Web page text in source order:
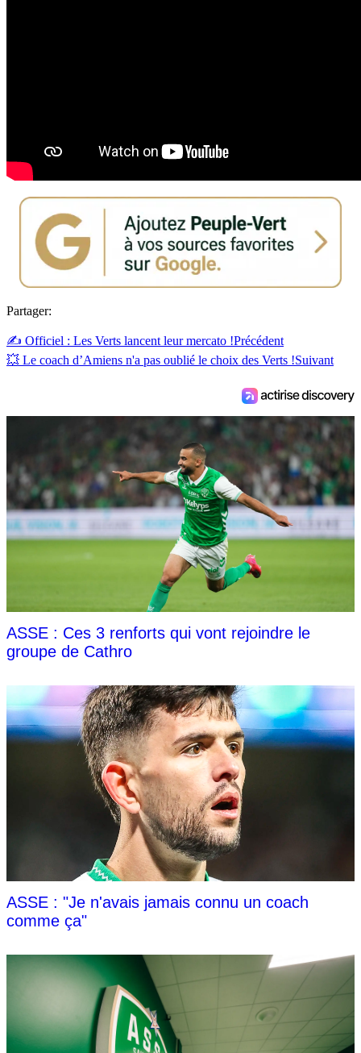
Partager:
✍️ Officiel : Les Verts lancent leur mercato !Précédent
💥 Le coach d’Amiens n'a pas oublié le choix des Verts !Suivant
ASSE : Ces 3 renforts qui vont rejoindre le
groupe de Cathro
ASSE : "Je n'avais jamais connu un coach
comme ça"